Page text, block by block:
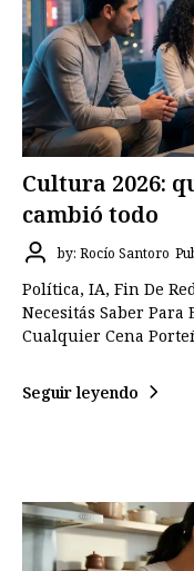
Cultura 2026:
cambió todo
by: Rocío Santoro
Política, IA, Fin De
Necesitás Saber Para
Cualquier Cena
Seguir leyendo